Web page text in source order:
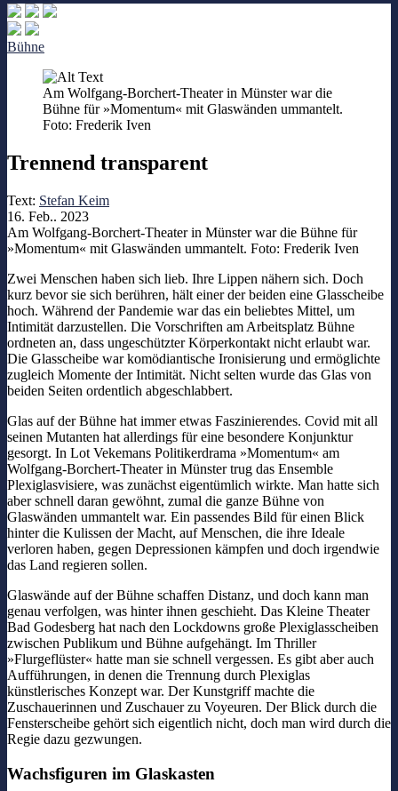
Bühne
Am Wolfgang-Borchert-Theater in Münster war die
Bühne für »Momentum« mit Glaswänden ummantelt.
Foto: Frederik Iven
Trennend transparent
Text: Stefan Keim
16. Feb.. 2023
Am Wolfgang-Borchert-Theater in Münster war die Bühne für
»Momentum« mit Glaswänden ummantelt. Foto: Frederik Iven
Zwei Menschen haben sich lieb. Ihre Lippen nähern sich. Doch
kurz bevor sie sich berühren, hält einer der beiden eine Glasscheibe
hoch. Während der Pandemie war das ein beliebtes Mittel, um
Intimität darzustellen. Die Vorschriften am Arbeitsplatz Bühne
ordneten an, dass ungeschützter Körperkontakt nicht erlaubt war.
Die Glasscheibe war komödiantische Ironisierung und ermöglichte
zugleich Momente der Intimität. Nicht selten wurde das Glas von
beiden Seiten ordentlich abgeschlabbert.
Glas auf der Bühne hat immer etwas Faszinierendes. Covid mit all
seinen Mutanten hat allerdings für eine besondere Konjunktur
gesorgt. In Lot Vekemans Politikerdrama »Momentum« am
Wolfgang-Borchert-Theater in Münster trug das Ensemble
Plexiglasvisiere, was zunächst eigentümlich wirkte. Man hatte sich
aber schnell daran gewöhnt, zumal die ganze Bühne von
Glaswänden ummantelt war. Ein passendes Bild für einen Blick
hinter die Kulissen der Macht, auf Menschen, die ihre Ideale
verloren haben, gegen Depressionen kämpfen und doch irgendwie
das Land regieren sollen.
Glaswände auf der Bühne schaffen Distanz, und doch kann man
genau verfolgen, was hinter ihnen geschieht. Das Kleine Theater
Bad Godesberg hat nach den Lockdowns große Plexiglasscheiben
zwischen Publikum und Bühne aufgehängt. Im Thriller
»Flurgeflüster« hatte man sie schnell vergessen. Es gibt aber auch
Aufführungen, in denen die Trennung durch Plexiglas
künstlerisches Konzept war. Der Kunstgriff machte die
Zuschauerinnen und Zuschauer zu Voyeuren. Der Blick durch die
Fensterscheibe gehört sich eigentlich nicht, doch man wird durch die
Regie dazu gezwungen.
Wachsfiguren im Glaskasten